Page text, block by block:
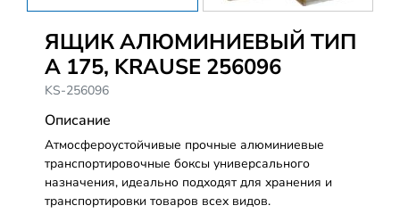
ЯЩИК АЛЮМИНИЕВЫЙ ТИП
А 175, KRAUSE 256096
KS-256096
Описание
Атмосфероустойчивые прочные алюминиевые
транспортировочные боксы универсального
назначения, идеально подходят для хранения и
транспортировки товаров всех видов.